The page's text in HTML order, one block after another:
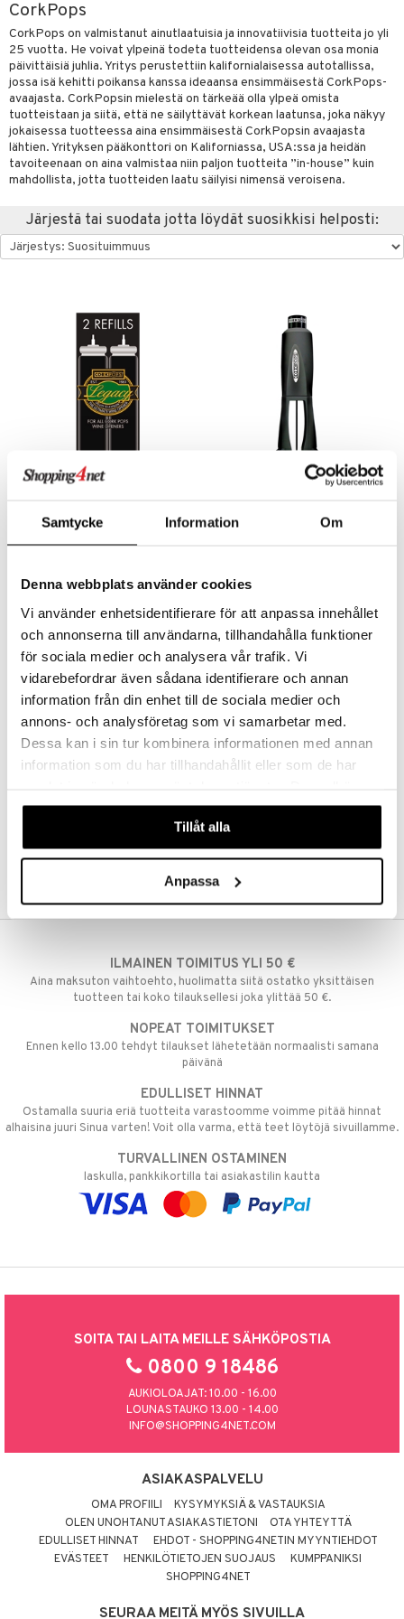
Samtycke Information Om
Denna webbplats använder cookies
Vi använder enhetsidentifierare för att anpassa innehållet
och annonserna till användarna, tillhandahålla funktioner
för sociala medier och analysera vår trafik. Vi
vidarebefordrar även sådana identifierare och annan
information från din enhet till de sociala medier och
annons- och analysföretag som vi samarbetar med.
Dessa kan i sin tur kombinera informationen med annan
information som du har tillhandahållit eller som de har
våra cookies vid fortsatt användande av vår webbplats.
Tillåt alla
Anpassa
CorkPops
CorkPops on valmistanut ainutlaatuisia ja innovatiivisia tuotteita jo yli
25 vuotta. He voivat ylpeinä todeta tuotteidensa olevan osa monia
päivittäisiä juhlia. Yritys perustettiin kalifornialaisessa autotallissa,
jossa isä kehitti poikansa kanssa ideaansa ensimmäisestä CorkPops-
avaajasta. CorkPopsin mielestä on tärkeää olla ylpeä omista
tuotteistaan ja siitä, että ne säilyttävät korkean laatunsa, joka näkyy
jokaisessa tuotteessa aina ensimmäisestä CorkPopsin avaajasta
lähtien. Yrityksen pääkonttori on Kaliforniassa, USA:ssa ja heidän
tavoiteenaan on aina valmistaa niin paljon tuotteita ”in-house” kuin
mahdollista, jotta tuotteiden laatu säilyisi nimensä veroisena.
Järjestä tai suodata jotta löydät suosikkisi helposti:
CORKPOPS
Avaa jopa 60 pulloa!
CORKPOPS
& Sähkövatkaimet
koneet
& Cocktailasit
& Aveclasit
& Konjakkilasit
lautaset
Kattilat
Maustemyllyt
/ Outdoor
& Kulhot
Leivontavuoat
tekstiilit
& Tyynyliinat
& Peitot
& Korit
& Veistokset
Art
& Lyhdyt
& Hyllyt
& Koukut
& Korit
tekstiilit
tekstiilit
tekstiilit
hyönteissuoja
ruokinta
& Lyhdyt
& vastauksia
ILMAINEN TOIMITUS YLI 50 €
Aina maksuton vaihtoehto, huolimatta siitä ostatko yksittäisen
tuotteen tai koko tilauksellesi joka ylittää 50 €.
NOPEAT TOIMITUKSET
Ennen kello 13.00 tehdyt tilaukset lähetetään normaalisti samana
päivänä
EDULLISET HINNAT
Ostamalla suuria eriä tuotteita varastoomme voimme pitää hinnat
alhaisina juuri Sinua varten! Voit olla varma, että teet löytöjä sivuillamme.
TURVALLINEN OSTAMINEN
laskulla, pankkikortilla tai asiakastilin kautta
SOITA TAI LAITA MEILLE SÄHKÖPOSTIA
0800 9 18486
AUKIOLOAJAT: 10.00 - 16.00
LOUNASTAUKO 13.00 - 14.00
INFO@SHOPPING4NET.COM
ASIAKASPALVELU
OMA PROFIILI
KYSYMYKSIÄ & VASTAUKSIA
OLEN UNOHTANUT ASIAKASTIETONI
OTA YHTEYTTÄ
EDULLISET HINNAT
EHDOT - SHOPPING4NETIN MYYNTIEHDOT
EVÄSTEET
HENKILÖTIETOJEN SUOJAUS
KUMPPANIKSI
SHOPPING4NET
SEURAA MEITÄ MYÖS SIVUILLA